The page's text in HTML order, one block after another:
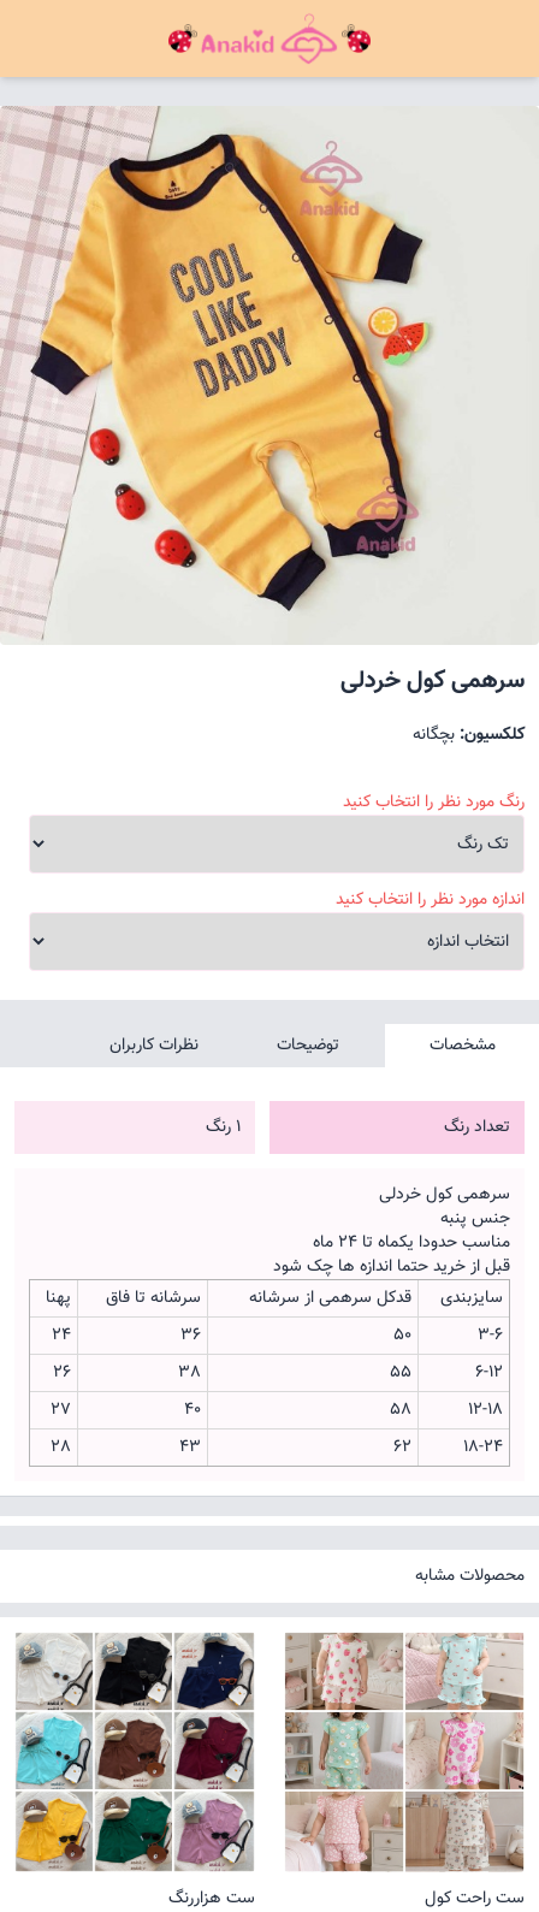
سرهمی کول خردلی
کلکسیون: بچگانه
رنگ مورد نظر را انتخاب کنید
اندازه مورد نظر را انتخاب کنید
مشخصات توضیحات نظرات کاربران
تعداد رنگ 1 رنگ
سرهمی کول خردلی
جنس پنبه
مناسب حدودا یکماه تا 24 ماه
قبل از خرید حتما اندازه ها چک شود
سایزبندی
قدکل سرهمی از سرشانه سرشانه تا فاق
پهنا
3-6
50
36
24
6-12
55
38
26
12-18
58
40
27
18-24
62
43
28
محصولات مشابه
ست راحت کول
ست هزاررنگ